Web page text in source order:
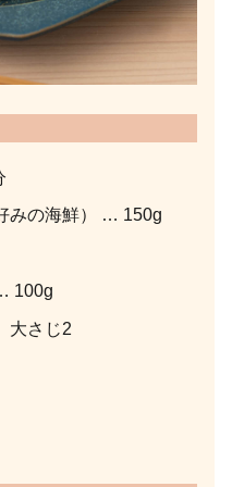
みの海鮮） … 150g
100g
大さじ2